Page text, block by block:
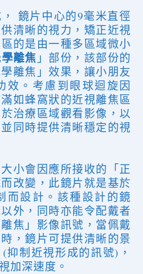
鏡片中心的9毫米直徑
清晰的視力，矯正近視
的是由一種多區域微小
離焦 」部份，該部份的
離焦」效果，讓小朋友
效。考慮到眼球迴旋因
如蜂窩狀的近視離焦區
治療區域觀看影像，以
同時提供清晰穩定的視
小會因應所接收的「正
改變，此鏡片就是基於
而設計。該種設計的鏡
外，同時亦能令配戴者
焦」影像訊號，當佩戴
，鏡片可提供清晰的景
制近視形成的訊號)，
加深速度。